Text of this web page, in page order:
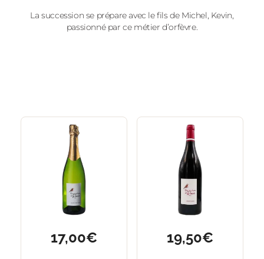
La succession se prépare avec le fils de Michel, Kevin,
passionné par ce métier d’orfèvre.
17,00€ 19,50€